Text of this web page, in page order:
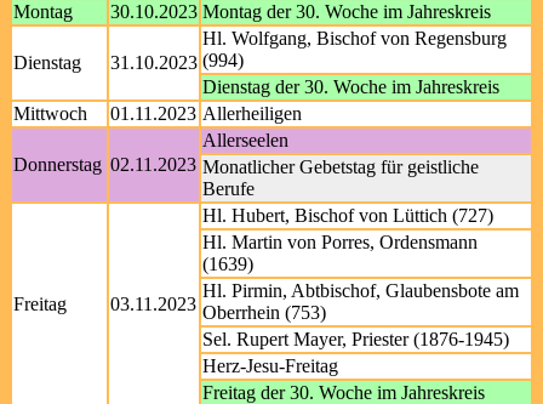
Montag
30.10.2023 Montag der 30. Woche im Jahreskreis
Dienstag 31.10.2023
Hl. Wolfgang, Bischof von Regensburg
(994)
Dienstag der 30. Woche im Jahreskreis
Mittwoch
01.11.2023 Allerheiligen
Donnerstag 02.11.2023
Allerseelen
Monatlicher Gebetstag für geistliche
Berufe
Freitag 03.11.2023
Hl. Hubert, Bischof von Lüttich (727)
Hl. Martin von Porres, Ordensmann
(1639)
Hl. Pirmin, Abtbischof, Glaubensbote am
Oberrhein (753)
Sel. Rupert Mayer, Priester (1876-1945)
Herz-Jesu-Freitag
Freitag der 30. Woche im Jahreskreis